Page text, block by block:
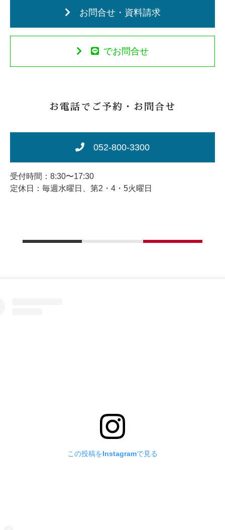
お問合せ・資料請求
でお問合せ
お電話でご予約・お問合せ
052-800-3300
受付時間：8:30〜17:30
定休日：毎週水曜日、第2・4・5火曜日
この投稿をInstagramで見る